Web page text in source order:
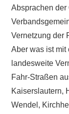
Absprachen der
Vernetzung der
Aber was ist mit
landesweite
Fahr-Straßen
Kaiserslautern,
Wendel,